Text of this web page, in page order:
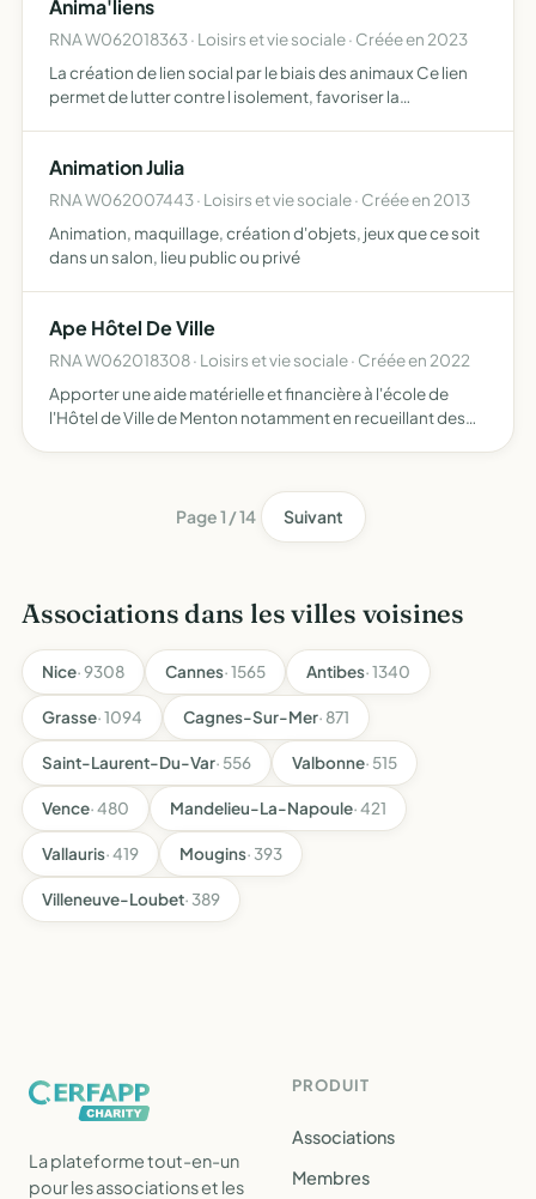
Anima'liens
RNA W062018363 · Loisirs et vie sociale · Créée en 2023
La création de lien social par le biais des animaux Ce lien
permet de lutter contre l isolement, favoriser la
Animation Julia
RNA W062007443 · Loisirs et vie sociale · Créée en 2013
Animation, maquillage, création d'objets, jeux que ce soit
dans un salon, lieu public ou privé
Ape Hôtel De Ville
RNA W062018308 · Loisirs et vie sociale · Créée en 2022
Apporter une aide matérielle et financière à l'école de
l'Hôtel de Ville de Menton notamment en recueillant des
Page 1 / 14 Suivant
Associations dans les villes voisines
Nice· 9308 Cannes· 1565 Antibes· 1340
Grasse· 1094 Cagnes-Sur-Mer· 871
Saint-Laurent-Du-Var· 556 Valbonne· 515
Vence· 480 Mandelieu-La-Napoule· 421
Vallauris· 419 Mougins· 393
Villeneuve-Loubet· 389
La plateforme tout-en-un
pour les associations et les
PRODUIT
Associations
Membres